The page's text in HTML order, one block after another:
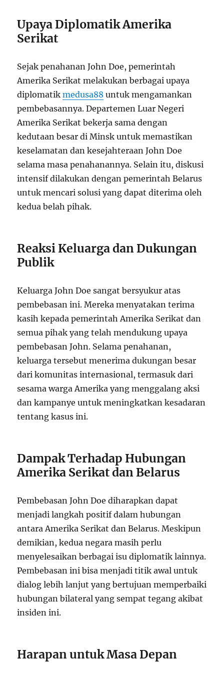
Upaya Diplomatik Amerika
Serikat
Sejak penahanan John Doe, pemerintah
Amerika Serikat melakukan berbagai upaya
diplomatikmedusa88 untuk mengamankan
pembebasannya. Departemen Luar Negeri
Amerika Serikat bekerja sama dengan
kedutaan besar di Minsk untuk memastikan
keselamatan dan kesejahteraan John Doe
selama masa penahanannya. Selain itu, diskusi
intensif dilakukan dengan pemerintah Belarus
untuk mencari solusi yang dapat diterima oleh
kedua belah pihak.
Reaksi Keluarga dan Dukungan
Publik
Keluarga John Doe sangat bersyukur atas
pembebasan ini. Mereka menyatakan terima
kasih kepada pemerintah Amerika Serikat dan
semua pihak yang telah mendukung upaya
pembebasan John. Selama penahanan,
keluarga tersebut menerima dukungan besar
dari komunitas internasional, termasuk dari
sesama warga Amerika yang menggalang aksi
dan kampanye untuk meningkatkan kesadaran
tentang kasus ini.
Dampak Terhadap Hubungan
Amerika Serikat dan Belarus
Pembebasan John Doe diharapkan dapat
menjadi langkah positif dalam hubungan
antara Amerika Serikat dan Belarus. Meskipun
demikian, kedua negara masih perlu
menyelesaikan berbagai isu diplomatik lainnya.
Pembebasan ini bisa menjadi titik awal untuk
dialog lebih lanjut yang bertujuan memperbaiki
hubungan bilateral yang sempat tegang akibat
insiden ini.
Harapan untuk Masa Depan